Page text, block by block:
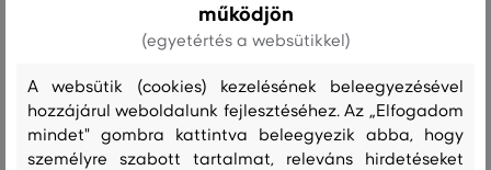
A méret egy kicsit kisebb, mint
szokásosan viselt mérettel
1
A méret egy kicsit nagyobb, mint
amit általában viselek
0
működjön
(egyetértés a websütikkel)
A websütik (cookies) kezelésének beleegyezésével
hozzájárul weboldalunk fejlesztéséhez. Az „Elfogadom
mindet" gombra kattintva beleegyezik abba, hogy
személyre szabott tartalmat, releváns hirdetéseket